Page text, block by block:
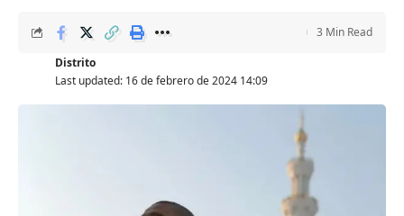
Last updated: 16 de febrero de 2024 14:09
Distrito
3 Min Read